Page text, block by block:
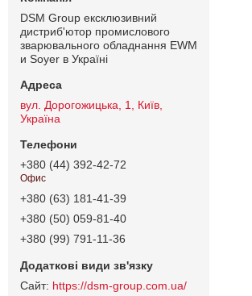
DSM Group ексклюзивний
дистриб'ютор промислового
зварювального обладнання EWM
и Soyer в Україні
вул. Дорогожицька, 1, Київ,
Україна
+380 (44) 392-42-72
Офис
+380 (63) 181-41-39
+380 (50) 059-81-40
+380 (99) 791-11-36
https://dsm-group.com.ua/